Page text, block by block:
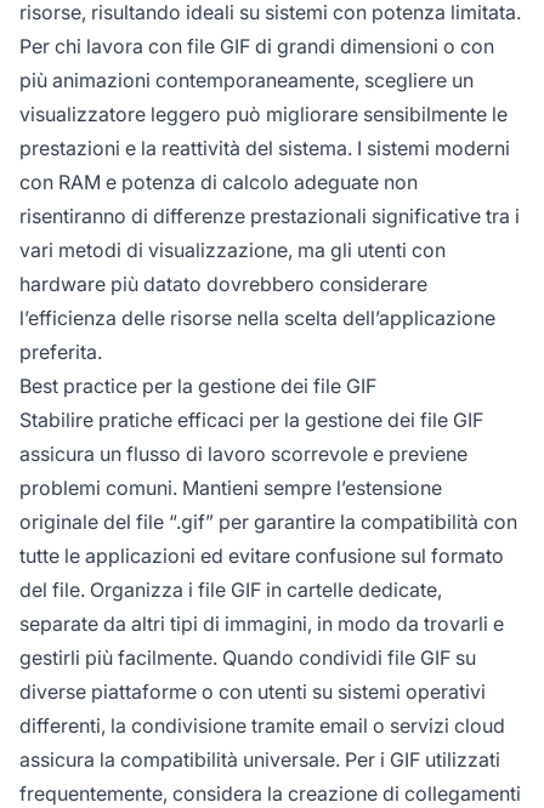
risorse, risultando ideali su sistemi con potenza limitata.
Per chi lavora con file GIF di grandi dimensioni o con
più animazioni contemporaneamente, scegliere un
visualizzatore leggero può migliorare sensibilmente le
prestazioni e la reattività del sistema. I sistemi moderni
con RAM e potenza di calcolo adeguate non
risentiranno di differenze prestazionali significative tra i
vari metodi di visualizzazione, ma gli utenti con
hardware più datato dovrebbero considerare
l’efficienza delle risorse nella scelta dell’applicazione
preferita.
Best practice per la gestione dei file GIF
Stabilire pratiche efficaci per la gestione dei file GIF
assicura un flusso di lavoro scorrevole e previene
problemi comuni. Mantieni sempre l’estensione
originale del file “.gif” per garantire la compatibilità con
tutte le applicazioni ed evitare confusione sul formato
del file. Organizza i file GIF in cartelle dedicate,
separate da altri tipi di immagini, in modo da trovarli e
gestirli più facilmente. Quando condividi file GIF su
diverse piattaforme o con utenti su sistemi operativi
differenti, la condivisione tramite email o servizi cloud
assicura la compatibilità universale. Per i GIF utilizzati
frequentemente, considera la creazione di collegamenti